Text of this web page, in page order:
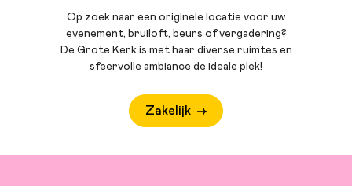
Op zoek naar een originele locatie voor uw
evenement, bruiloft, beurs of vergadering?
De Grote Kerk is met haar diverse ruimtes en
sfeervolle ambiance de ideale plek!
Zakelijk